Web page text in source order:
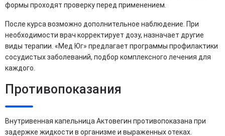
формы проходят проверку перед применением.
После курса возможно дополнительное наблюдение. При
необходимости врач корректирует дозу, назначает другие
виды терапии. «Мед Юг» предлагает программы профилактики
сосудистых заболеваний, подбор комплексного лечения для
каждого.
Противопоказания
Внутривенная капельница Актовегин противопоказана при
задержке жидкости в организме и выраженных отеках.